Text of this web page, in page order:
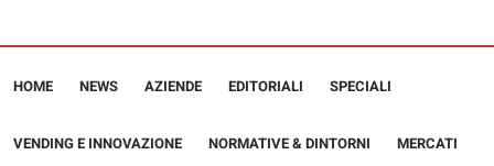
HOME NEWS AZIENDE EDITORIALI SPECIALI
VENDING E INNOVAZIONE NORMATIVE & DINTORNI MERCATI